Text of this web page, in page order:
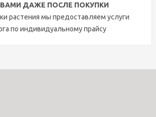
ДАЖЕ ПОСЛЕ ПОКУПКИ
растения мы предоставляем услуги
по индивидуальному прайсу